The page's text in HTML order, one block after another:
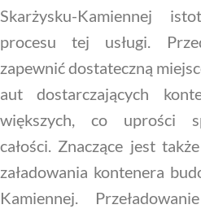
Skarżysku-Kamiennej
procesu tej usługi.
zapewnić dostateczną
aut dostarczających
większych, co uprości
całości. Znaczące jest
załadowania kontenera
Kamiennej.